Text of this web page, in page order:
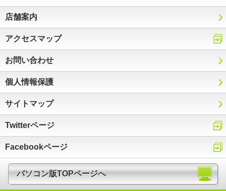
店舗案内
アクセスマップ
お問い合わせ
個人情報保護
サイトマップ
Twitterページ
Facebookページ
パソコン版TOPページへ